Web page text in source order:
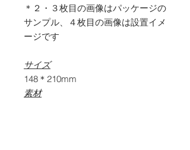
＊２・３枚目の画像はパッケージの
サンプル、４枚目の画像は設置イメ
ージです
サイズ
148＊210mm
素材